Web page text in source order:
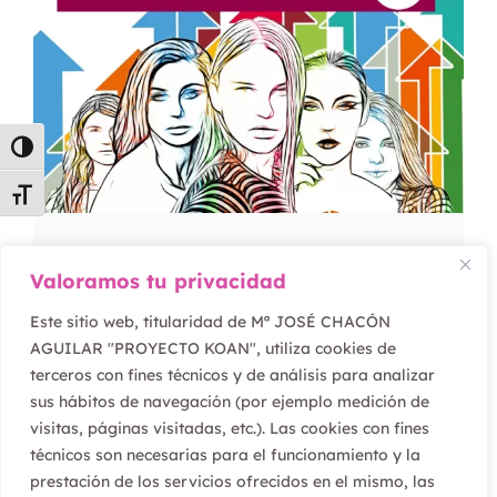
Valoramos tu privacidad
Este sitio web, titularidad de Mª JOSÉ CHACÓN
AGUILAR "PROYECTO KOAN", utiliza cookies de
terceros con fines técnicos y de análisis para analizar
sus hábitos de navegación (por ejemplo medición de
visitas, páginas visitadas, etc.). Las cookies con fines
técnicos son necesarias para el funcionamiento y la
prestación de los servicios ofrecidos en el mismo, las
Alternar alto contraste
Alternar tamaño de letra
Sobre el Día Internacional
de la Mujer
Leer artículo